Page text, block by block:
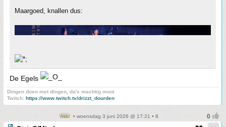
Maargoed, knallen dus:
De Egels
Dingen doen met dingen, da's machtig mooi
Twitch: https://www.twitch.tv/drizzt_dourden
• woensdag 3 juni 2026 @ 17:21 • 8